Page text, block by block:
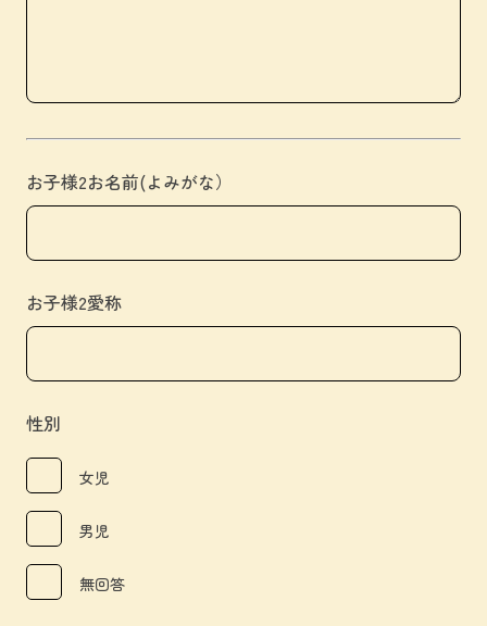
お子様2お名前(よみがな）
お子様2愛称
性別
女児
男児
無回答